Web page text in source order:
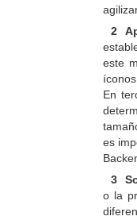
este
En
es
o la